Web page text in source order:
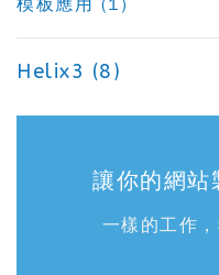
模板應用 (1)
Helix3 (8)
讓你的網站
一樣的工作